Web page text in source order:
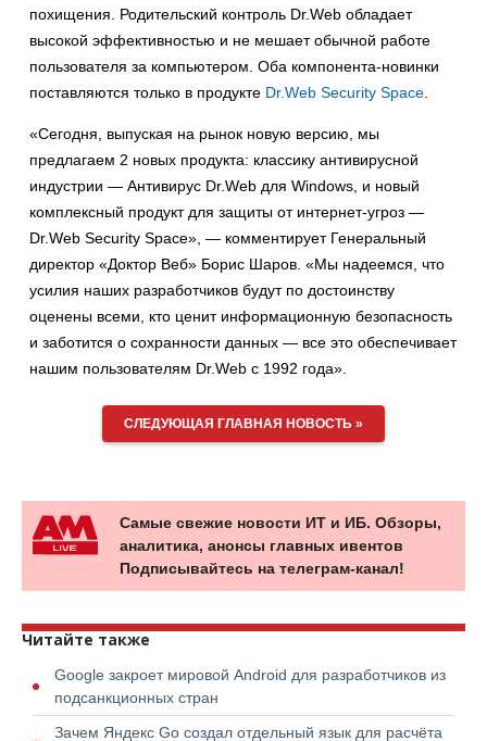
похищения. Родительский контроль Dr.Web обладает
высокой эффективностью и не мешает обычной работе
пользователя за компьютером. Оба компонента-новинки
поставляются только в продукте Dr.Web Security Space.
«Сегодня, выпуская на рынок новую версию, мы
предлагаем 2 новых продукта: классику антивирусной
индустрии — Антивирус Dr.Web для Windows, и новый
комплексный продукт для защиты от интернет-угроз —
Dr.Web Security Space», — комментирует Генеральный
директор «Доктор Веб» Борис Шаров. «Мы надеемся, что
усилия наших разработчиков будут по достоинству
оценены всеми, кто ценит информационную безопасность
и заботится о сохранности данных — все это обеспечивает
нашим пользователям Dr.Web с 1992 года».
СЛЕДУЮЩАЯ ГЛАВНАЯ НОВОСТЬ »
Самые свежие новости ИТ и ИБ. Обзоры,
аналитика, анонсы главных ивентов
Подписывайтесь на телеграм-канал!
Читайте также
Google закроет мировой Android для разработчиков из
подсанкционных стран
Зачем Яндекс Go создал отдельный язык для расчёта